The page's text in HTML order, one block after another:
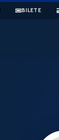
BILETE